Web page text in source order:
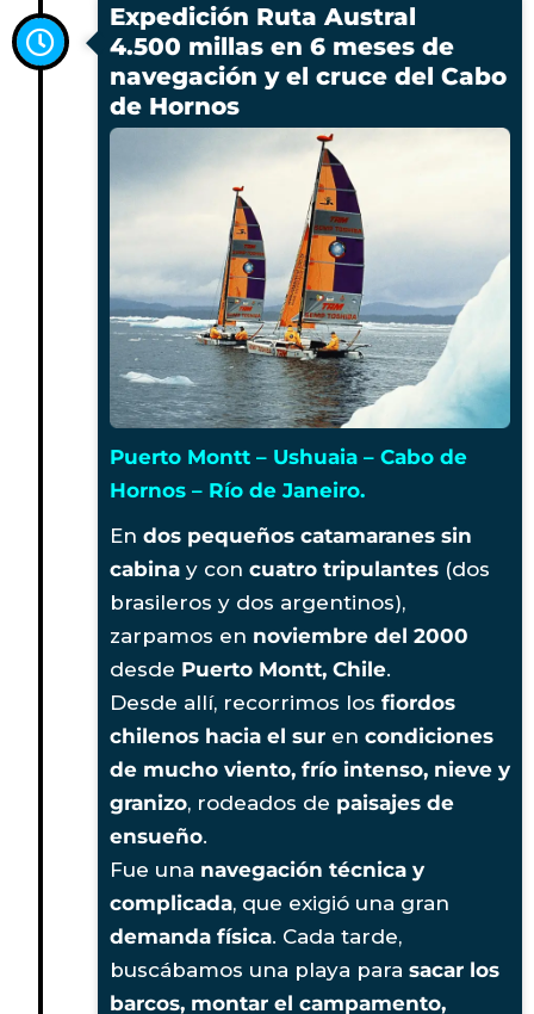
Expedición Ruta Austral
4.500 millas en 6 meses de
navegación y el cruce del Cabo
de Hornos
Puerto Montt – Ushuaia – Cabo de
Hornos – Río de Janeiro.
En dos pequeños catamaranes sin
cabina y con cuatro tripulantes (dos
brasileros y dos argentinos),
zarpamos en noviembre del 2000
desde Puerto Montt, Chile.
Desde allí, recorrimos los fiordos
chilenos hacia el sur en condiciones
de mucho viento, frío intenso, nieve y
granizo, rodeados de paisajes de
ensueño.
Fue una navegación técnica y
complicada, que exigió una gran
demanda física. Cada tarde,
buscábamos una playa para sacar los
barcos, montar el campamento,